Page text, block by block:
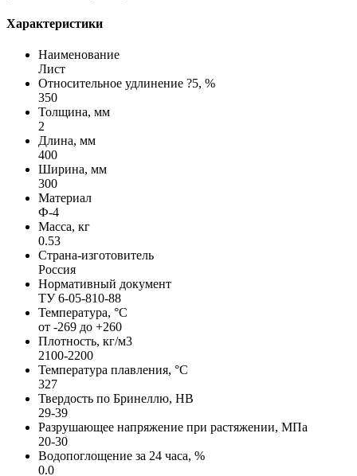
Характеристики
Наименование
Лист
Относительное удлинение ?5, %
350
Толщина, мм
2
Длина, мм
400
Ширина, мм
300
Материал
Ф-4
Масса, кг
0.53
Страна-изготовитель
Россия
Нормативный документ
ТУ 6-05-810-88
Температура, °С
от -269 до +260
Плотность, кг/м3
2100-2200
Температура плавления, °C
327
Твердость по Бринеллю, HB
29-39
Разрушающее напряжение при растяжении, МПа
20-30
Водопоглощение за 24 часа, %
0.0